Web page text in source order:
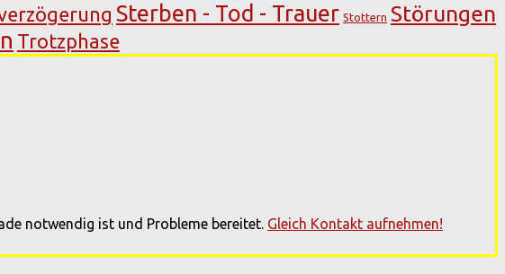
Sterben - Tod - Trauer Stottern Störungen
Trotzphase
notwendig ist und Probleme bereitet. Gleich Kontakt aufnehmen!